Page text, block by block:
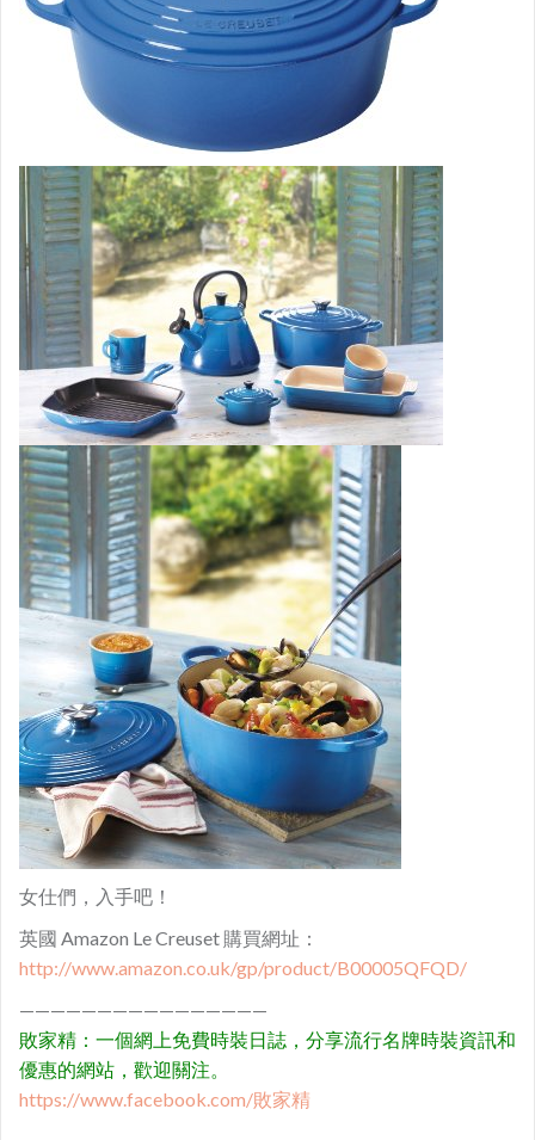
女仕們，入手吧！
英國 Amazon Le Creuset 購買網址：
http://www.amazon.co.uk/gp/product/B00005QFQD/
————————————————
敗家精：一個網上免費時裝日誌，分享流行名牌時裝資訊和
優惠的網站，歡迎關注。
https://www.facebook.com/敗家精